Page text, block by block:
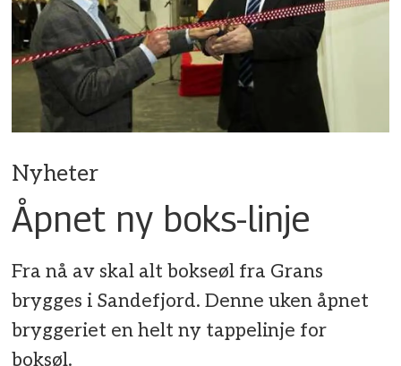
Nyheter
Åpnet ny boks-linje
Fra nå av skal alt bokseøl fra Grans
brygges i Sandefjord. Denne uken åpnet
bryggeriet en helt ny tappelinje for
boksøl.